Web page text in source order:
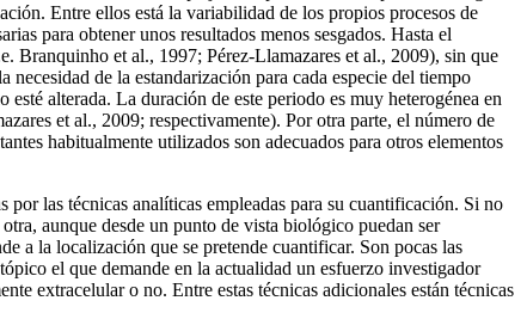
Entre ellos está la variabilidad de los propios procesos de
para obtener unos resultados menos sesgados. Hasta el
Branquinho et al., 1997; Pérez-Llamazares et al., 2009), sin que
de la estandarización para cada especie del tiempo
alterada. La duración de este periodo es muy heterogénea en
et al., 2009; respectivamente). Por otra parte, el número de
habitualmente utilizados son adecuados para otros elementos
las técnicas analíticas empleadas para su cuantificación. Si no
aunque desde un punto de vista biológico puedan ser
a la localización que se pretende cuantificar. Son pocas las
el que demande en la actualidad un esfuerzo investigador
extracelular o no. Entre estas técnicas adicionales están técnicas